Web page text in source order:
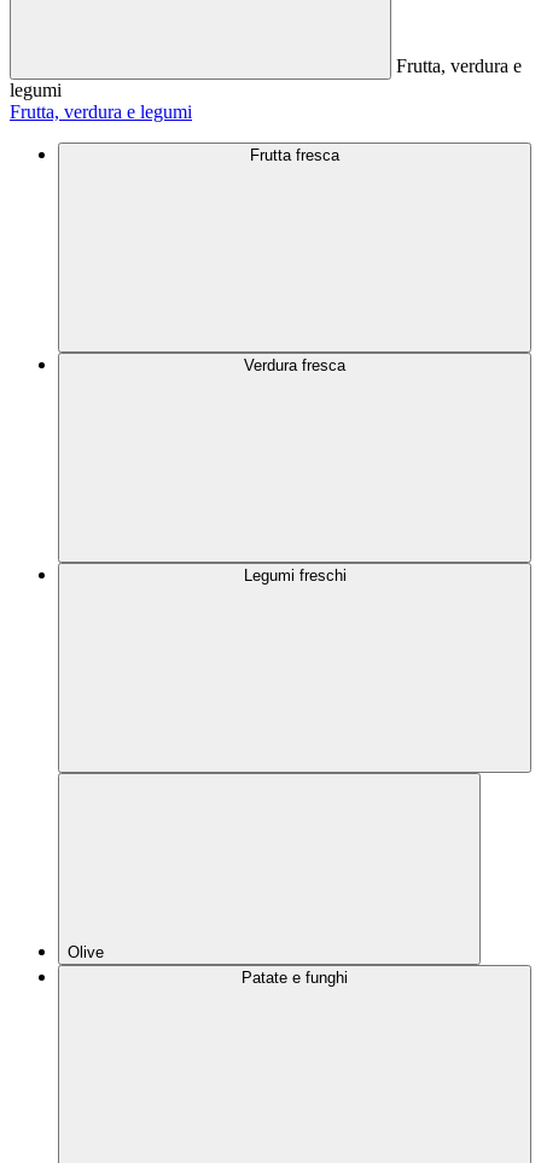
Frutta, verdura e
legumi
Frutta, verdura e legumi
Frutta fresca
Verdura fresca
Legumi freschi
Olive
Patate e funghi